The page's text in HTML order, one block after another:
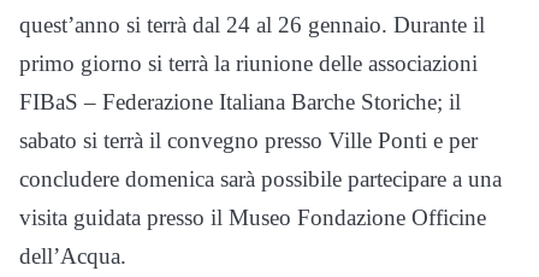
quest’anno si terrà dal 24 al 26 gennaio. Durante il
primo giorno si terrà la riunione delle associazioni
FIBaS – Federazione Italiana Barche Storiche; il
sabato si terrà il convegno presso Ville Ponti e per
concludere domenica sarà possibile partecipare a una
visita guidata presso il Museo Fondazione Officine
dell’Acqua.